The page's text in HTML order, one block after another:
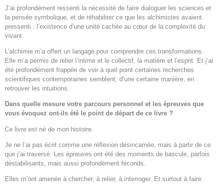
J’ai profondément ressenti la nécessité de faire dialoguer les sciences et
la pensée symbolique, et de réhabiliter ce que les alchimistes avaient
pressenti : l’existence d’une unité cachée au cœur de la complexité du
vivant.
L’alchimie m’a offert un langage pour comprendre ces transformations.
Elle m’a permis de relier l’intime et le collectif, la matière et l’esprit. Et j’ai
été profondément frappée de voir à quel point certaines recherches
scientifiques contemporaines semblent, d’une certaine manière, en
retrouver les intuitions.
Dans quelle mesure votre parcours personnel et les épreuves que
vous évoquez ont-ils été le point de départ de ce livre ?
Ce livre est né de mon histoire.
Je ne l’ai pas écrit comme une réflexion désincarnée, mais à partir de ce
que j’ai traversé. Les épreuves ont été des moments de bascule, parfois
déstabilisants, mais aussi profondément féconds.
Elles m’ont amenée à chercher, à relier, à interroger. Et surtout à faire